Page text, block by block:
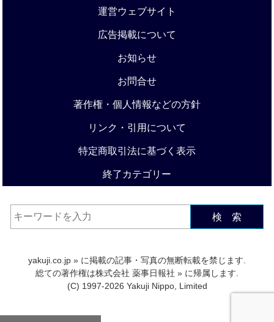
運営ウェブサイト
広告掲載について
お知らせ
お問合せ
著作権・個人情報などの方針
リンク・引用について
特定商取引法に基づく表示
終了カテゴリー
検 索
yakuji.co.jp » に掲載の記事・写真の無断転載を禁じます.
総ての著作権は株式会社 薬事日報社 » に帰属します.
(C) 1997-2026 Yakuji Nippo, Limited